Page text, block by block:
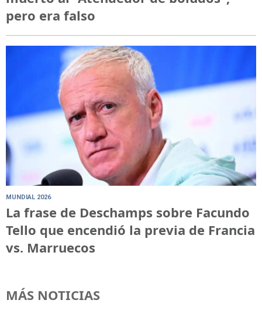
pero era falso
MUNDIAL 2026
La frase de Deschamps sobre Facundo
Tello que encendió la previa de Francia
vs. Marruecos
MÁS NOTICIAS